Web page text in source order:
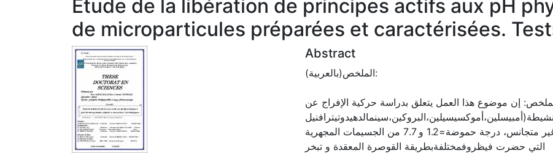
Etude de la libération de principes actifs aux pH
de microparticules préparées et caractérisées.
Abstract
الملخص(بالعربية):
إن موضوع هذا العمل يتعلق بدراسة حركية الإفراج عن
بورفرين) في وسط غير متجانس، درجة حموضة=1.2 و 7.7 من الجسيمات المجهرية
التي حضرت فيظروفمختلفةبطريقة القوصرة المعقدة و تبخر